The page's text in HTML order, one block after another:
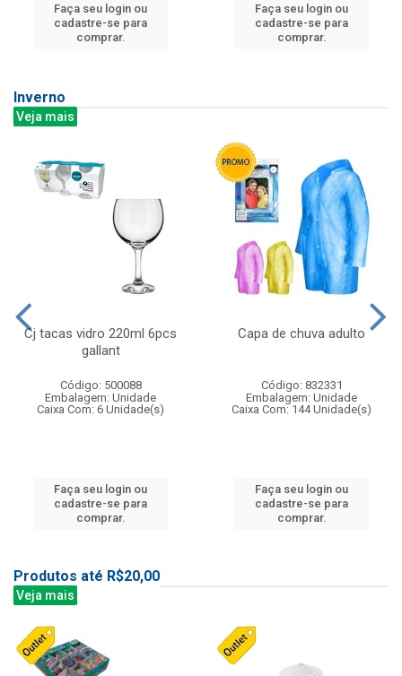
Faça seu login ou
cadastre-se para
comprar.
Faça seu login ou
cadastre-se para
comprar.
Inverno
Veja mais
Cj tacas vidro 220ml 6pcs
gallant
Código: 500088
Embalagem: Unidade
Caixa Com: 6 Unidade(s)
Faça seu login ou
cadastre-se para
comprar.
Capa de chuva adulto
Código: 832331
Embalagem: Unidade
Caixa Com: 144 Unidade(s)
Faça seu login ou
cadastre-se para
comprar.
Produtos até R$20,00
Veja mais